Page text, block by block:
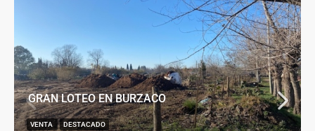
GRAN LOTEO EN BURZACO
VENTA DESTACADO